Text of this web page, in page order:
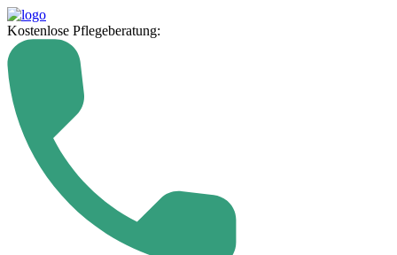
Kostenlose Pflegeberatung: